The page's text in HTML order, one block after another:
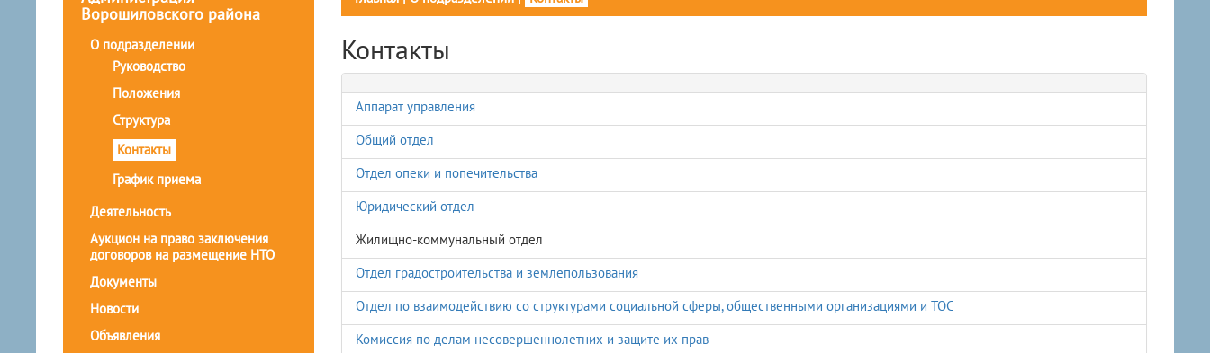
Ворошиловского района
О подразделении
Руководство
Положения
Структура
Контакты
График приема
Деятельность
Аукцион на право заключения
договоров на размещение НТО
Документы
Новости
Объявления
Контакты
Аппарат управления
Общий отдел
Отдел опеки и попечительства
Юридический отдел
Жилищно-коммунальный отдел
Отдел градостроительства и землепользования
Отдел по взаимодействию со структурами социальной сферы, общественными организациями и ТОС
Комиссия по делам несовершеннолетних и защите их прав